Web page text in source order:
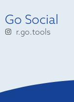
Go Social
r.go.tools